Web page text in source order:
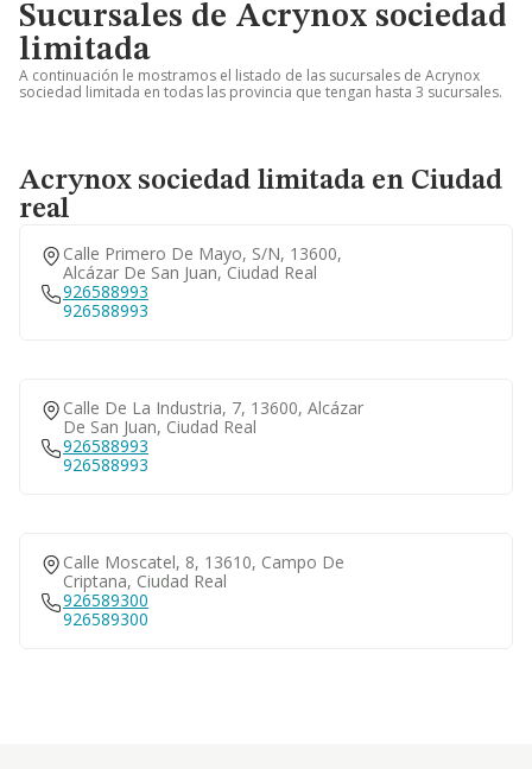
Sucursales de Acrynox sociedad
limitada
A continuación le mostramos el listado de las sucursales de Acrynox
sociedad limitada en todas las provincia que tengan hasta 3 sucursales.
Acrynox sociedad limitada en Ciudad
real
Calle Primero De Mayo, S/n, 13600,
Alcázar De San Juan, Ciudad Real
926588993
926588993
Calle De La Industria, 7, 13600, Alcázar
De San Juan, Ciudad Real
926588993
926588993
Calle Moscatel, 8, 13610, Campo De
Criptana, Ciudad Real
926589300
926589300